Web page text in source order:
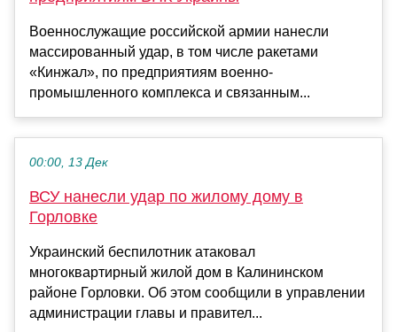
Военнослужащие российской армии нанесли
массированный удар, в том числе ракетами
«Кинжал», по предприятиям военно-
промышленного комплекса и связанным...
00:00, 13 Дек
ВСУ нанесли удар по жилому дому в
Горловке
Украинский беспилотник атаковал
многоквартирный жилой дом в Калининском
районе Горловки. Об этом сообщили в управлении
администрации главы и правител...